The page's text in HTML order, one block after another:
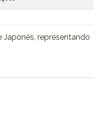
representando